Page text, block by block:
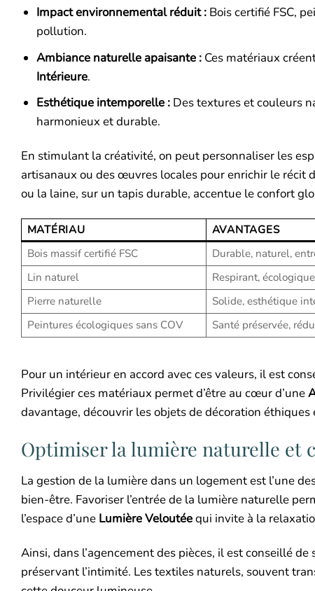
Impact environnemental réduit : Bois certifié FSC,
pollution.
Ambiance naturelle apaisante : Ces matériaux
Intérieure.
Esthétique intemporelle : Des textures et couleurs
harmonieux et durable.
En stimulant la créativité, on peut personnaliser les
artisanaux ou des œuvres locales pour enrichir le récit
ou la laine, sur un tapis durable, accentue le confort
MATÉRIAU AVANTAGES
Bois massif certifié FSC
Durable, naturel,
Lin naturel
Respirant,
Pierre naturelle
Solide, esthétique
Peintures écologiques sans COV
Santé préservée,
Pour un intérieur en accord avec ces valeurs, il est
Privilégier ces matériaux permet d’être au cœur d’une
davantage, découvrir les objets de décoration
Optimiser la lumière naturelle et
La gestion de la lumière dans un logement est l’une
bien-être. Favoriser l’entrée de la lumière naturelle
l’espace d’une Lumière Veloutéequi invite à la
Ainsi, dans l’agencement des pièces, il est conseillé
préservant l’intimité. Les textiles naturels, souvent